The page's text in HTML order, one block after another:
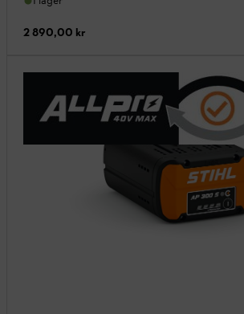
2 890,00 kr